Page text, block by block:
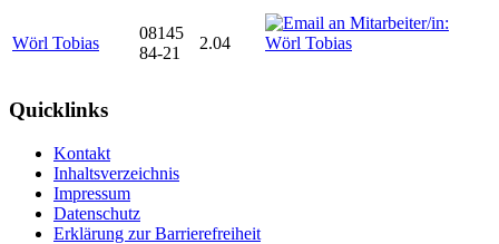
Wörl Tobias
08145
84-21
2.04
Quicklinks
Kontakt
Inhaltsverzeichnis
Impressum
Datenschutz
Erklärung zur Barrierefreiheit